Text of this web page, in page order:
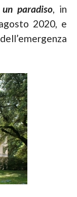
paradiso, in
2020, e